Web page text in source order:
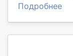
Подробнее